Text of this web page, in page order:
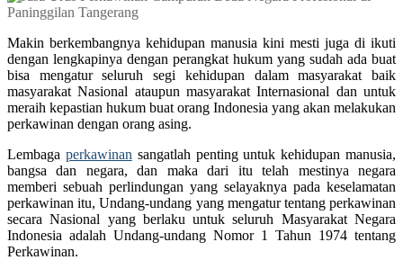
Makin berkembangnya kehidupan manusia kini mesti juga di ikuti
dengan lengkapinya dengan perangkat hukum yang sudah ada buat
bisa mengatur seluruh segi kehidupan dalam masyarakat baik
masyarakat Nasional ataupun masyarakat Internasional dan untuk
meraih kepastian hukum buat orang Indonesia yang akan melakukan
perkawinan dengan orang asing.
Lembaga perkawinan sangatlah penting untuk kehidupan manusia,
bangsa dan negara, dan maka dari itu telah mestinya negara
memberi sebuah perlindungan yang selayaknya pada keselamatan
perkawinan itu, Undang-undang yang mengatur tentang perkawinan
secara Nasional yang berlaku untuk seluruh Masyarakat Negara
Indonesia adalah Undang-undang Nomor 1 Tahun 1974 tentang
Perkawinan.